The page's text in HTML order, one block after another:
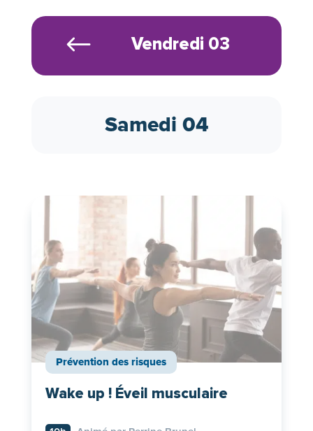
# Vendredi 03
Samedi 04
Prévention des risques
Wake up ! Éveil musculaire